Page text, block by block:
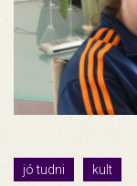
jó tudni kult